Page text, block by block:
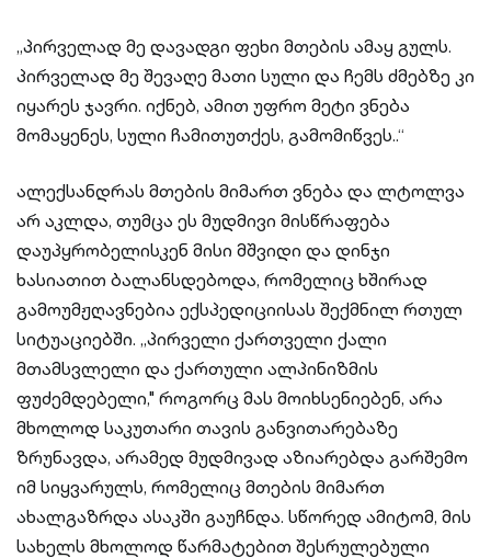
„პირველად მე დავადგი ფეხი მთების ამაყ გულს.
პირველად მე შევაღე მათი სული და ჩემს ძმებზე კი
იყარეს ჯავრი. იქნებ, ამით უფრო მეტი ვნება
მომაყენეს, სული ჩამითუთქეს, გამომიწვეს..“
ალექსანდრას მთების მიმართ ვნება და ლტოლვა
არ აკლდა, თუმცა ეს მუდმივი მისწრაფება
დაუპყრობელისკენ მისი მშვიდი და დინჯი
ხასიათით ბალანსდებოდა, რომელიც ხშირად
გამოუმჟღავნებია ექსპედიციისას შექმნილ რთულ
სიტუაციებში. „პირველი ქართველი ქალი
მთამსვლელი და ქართული ალპინიზმის
ფუძემდებელი," როგორც მას მოიხსენიებენ, არა
მხოლოდ საკუთარი თავის განვითარებაზე
ზრუნავდა, არამედ მუდმივად აზიარებდა გარშემო
იმ სიყვარულს, რომელიც მთების მიმართ
ახალგაზრდა ასაკში გაუჩნდა. სწორედ ამიტომ, მის
სახელს მხოლოდ წარმატებით შესრულებული